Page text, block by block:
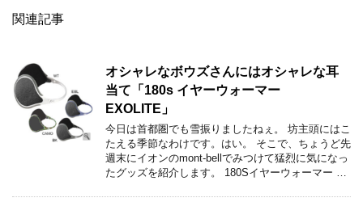
関連記事
オシャレなボウズさんにはオシャレな耳
当て「180s イヤーウォーマー
EXOLITE」
今日は首都圏でも雪振りましたねぇ。 坊主頭にはこ
たえる季節なわけです。はい。 そこで、ちょうど先
週末にイオンのmont-bellでみつけて猛烈に気になっ
たグッズを紹介します。 180Sイヤーウォーマー …